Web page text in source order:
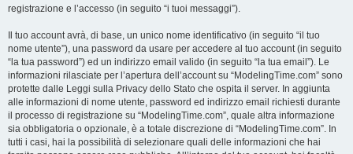
registrazione e l’accesso (in seguito “i tuoi messaggi”).
Il tuo account avrà, di base, un unico nome identificativo (in seguito “il tuo
nome utente”), una password da usare per accedere al tuo account (in seguito
“la tua password”) ed un indirizzo email valido (in seguito “la tua email”). Le
informazioni rilasciate per l’apertura dell’account su “ModelingTime.com” sono
protette dalle Leggi sulla Privacy dello Stato che ospita il server. In aggiunta
alle informazioni di nome utente, password ed indirizzo email richiesti durante
il processo di registrazione su “ModelingTime.com”, quale altra informazione
sia obbligatoria o opzionale, è a totale discrezione di “ModelingTime.com”. In
tutti i casi, hai la possibilità di selezionare quali delle informazioni che hai